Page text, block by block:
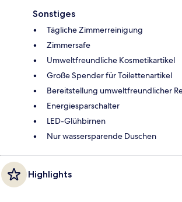
Sonstiges
Tägliche Zimmerreinigung
Zimmersafe
Umweltfreundliche Kosmetikartikel
Große Spender für Toilettenartikel
Bereitstellung umweltfreundlicher
Energiesparschalter
LED-Glühbirnen
Nur wassersparende Duschen
Highlights